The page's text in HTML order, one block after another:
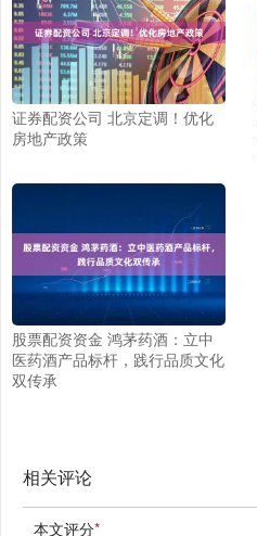
证券配资公司 北京定调！优化
房地产政策
股票配资资金 鸿茅药酒：立中
医药酒产品标杆，践行品质文化
双传承
相关评论
本文评分*